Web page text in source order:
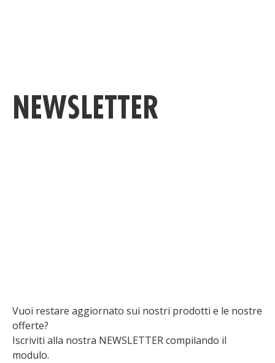
NEWSLETTER
Vuoi restare aggiornato sui nostri prodotti e le nostre
offerte?
Iscriviti alla nostra NEWSLETTER compilando il
modulo.